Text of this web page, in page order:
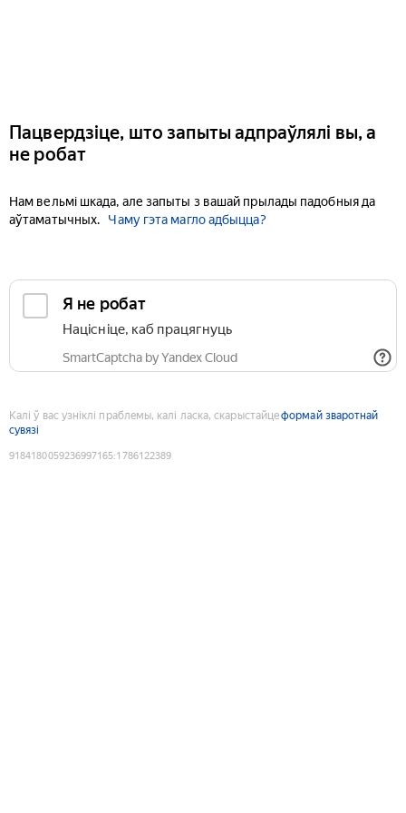
Пацвердзіце, што запыты адпраўлялі вы, а
не робат
Нам вельмі шкада, але запыты з вашай прылады падобныя да
аўтаматычных.
Чаму гэта магло адбыцца?
Я не робат
Націсніце, каб працягнуць
SmartCaptcha by Yandex Cloud
Калі ў вас узніклі праблемы, калі ласка, скарыстайцеформай зваротнай
сувязі
9184180059236997165:1786122389